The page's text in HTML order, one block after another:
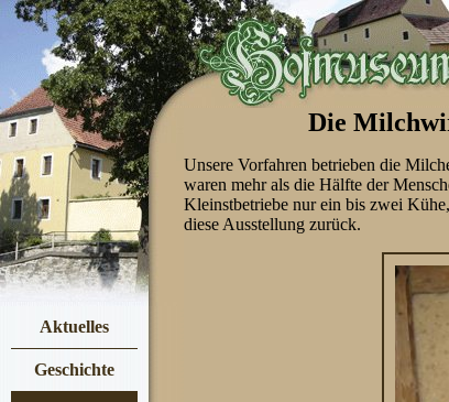
Aktuelles
Geschichte
Die
Unsere Vorfahren betrieben die
waren mehr als die Hälfte der
Kleinstbetriebe nur ein bis zwei
diese Ausstellung zurück.